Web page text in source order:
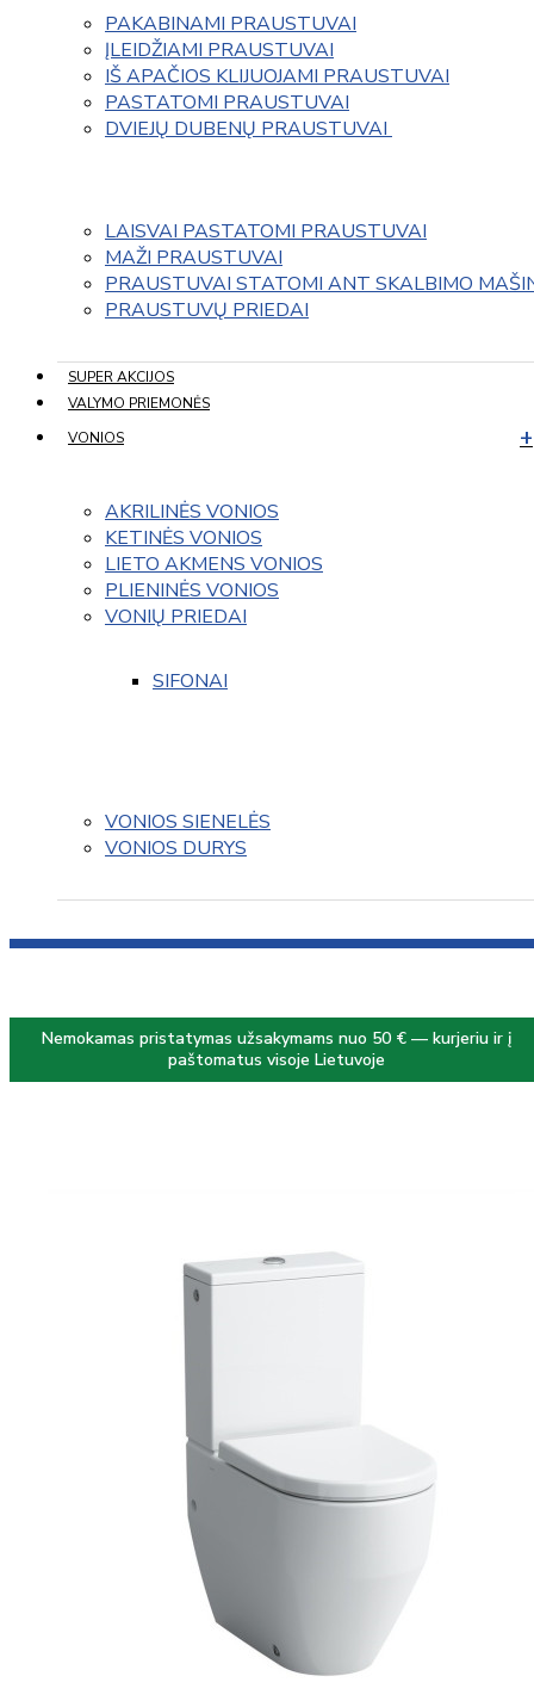
PAKABINAMI PRAUSTUVAI
ĮLEIDŽIAMI PRAUSTUVAI
IŠ APAČIOS KLIJUOJAMI PRAUSTUVAI
PASTATOMI PRAUSTUVAI
DVIEJŲ DUBENŲ PRAUSTUVAI
LAISVAI PASTATOMI PRAUSTUVAI
MAŽI PRAUSTUVAI
PRAUSTUVAI STATOMI ANT SKALBIMO
PRAUSTUVŲ PRIEDAI
SUPER AKCIJOS
VALYMO PRIEMONĖS
VONIOS
AKRILINĖS VONIOS
KETINĖS VONIOS
LIETO AKMENS VONIOS
PLIENINĖS VONIOS
VONIŲ PRIEDAI
SIFONAI
VONIOS SIENELĖS
VONIOS DURYS
Nemokamas pristatymas užsakymams nuo 50 € — kurjeriu ir į
paštomatus visoje Lietuvoje